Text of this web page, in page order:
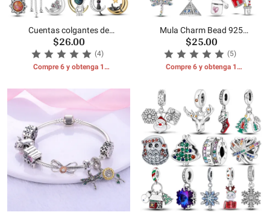
Cuentas colgantes de
estrella, luna y sol
$26.00
(4)
Compre 6 y obtenga 1
Mula Charm Bead 925
Colgantes de plata
$25.00
(5)
Compre 6 y obtenga 1